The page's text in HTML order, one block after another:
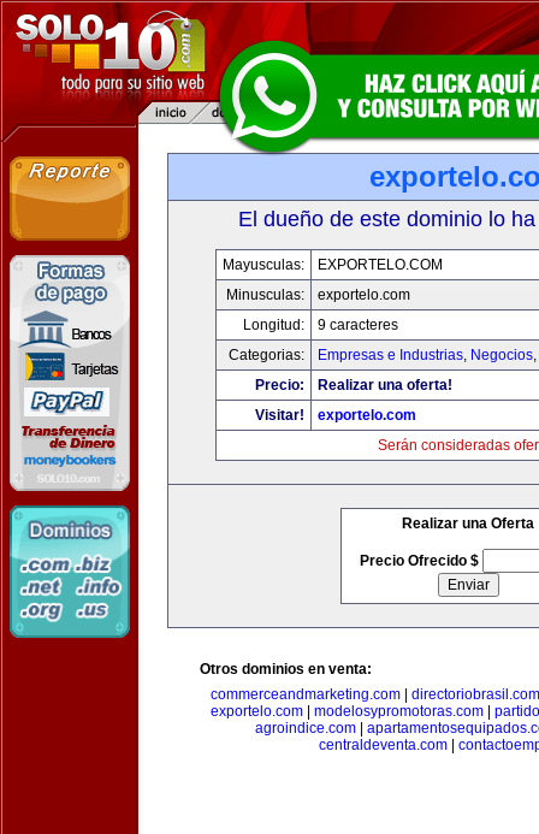
El dueño de este dominio lo
Mayusculas:
EXPORTELO.COM
Minusculas:
exportelo.com
Longitud:
9 caracteres
Categorias:
Empresas e Industrias, Negocios,
Precio:
Realizar una oferta!
Visitar!
exportelo.com
Serán consideradas
Realizar una Oferta
Precio Ofrecido $
Otros dominios en venta:
commerceandmarketing.com| directoriobrasil.com
exportelo.com
modelosypromotoras.com
agroindice.com
centraldeventa.com